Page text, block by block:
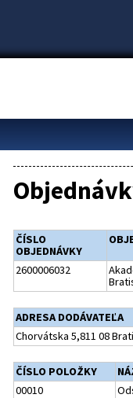
ČÍSLO
OBJEDNÁVKY
2600006032
ADRESA DODÁVATEĽA
Chorvátska 5,811 08
ČÍSLO POLOŽKY
00010